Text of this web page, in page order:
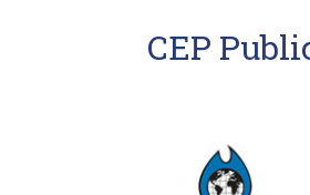
CEP